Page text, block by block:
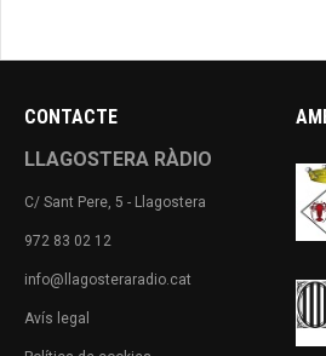
CONTACTE
LLAGOSTERA RÀDIO
C/ Sant Pere, 5 - Llagostera
972 83 02 12
info@llagosteraradio.cat
Avís legal